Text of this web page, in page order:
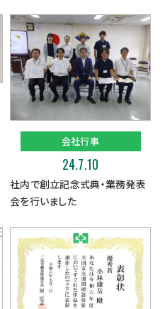
会社行事
24.7.10
社内で創立記念式典・業務発表
会を行いました